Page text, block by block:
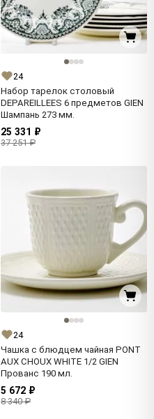
24
Набор тарелок столовый
DEPAREILLEES 6 предметов GIEN
Шампань 273 мм.
25 331 ₽
37 251 ₽
24
Чашка с блюдцем чайная PONT
AUX CHOUX WHITE 1/2 GIEN
Прованс 190 мл.
5 672 ₽
8 340 ₽